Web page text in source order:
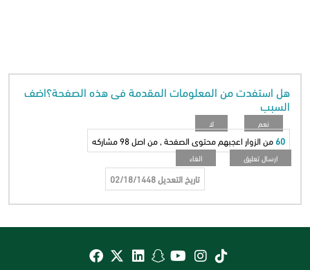
هل استفدت من المعلومات المقدمة فى هذه الصفحة؟اضف
السبب
60من الزوار اعجبهم محتوى الصفحة , من اصل98مشاركه
تاريخ التعديل02/18/1448